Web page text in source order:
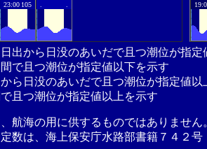
23:00 105
日出から日没のあいだで且つ潮位が指
間で且つ潮位が指定値以下を示す
から日没のあいだで且つ潮位が指定値以
で且つ潮位が指定値以上を示す
航海の用に供するものではありませ
数は、海上保安庁水路部書籍７４２